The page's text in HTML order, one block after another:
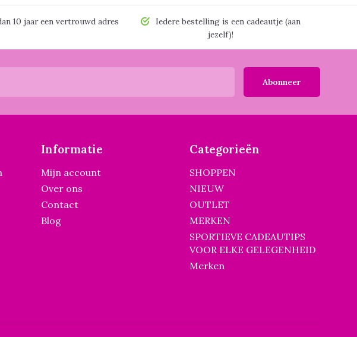
10 jaar een vertrouwd adres
Iedere bestelling is een cadeautje (aan
jezelf)!
Abonneer
Informatie
Mijn account
Over ons
Contact
Blog
Categorieën
SHOPPEN
NIEUW
OUTLET
MERKEN
SPORTIEVE CADEAUTIPS
VOOR ELKE GELEGENHEID
Merken